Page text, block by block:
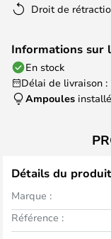
Droit de
Informations sur
En stock
Délai de livraison :
Ampoules
Détails du produit
Marque :
Référence :